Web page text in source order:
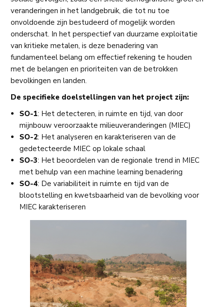
veranderingen in het landgebruik, die tot nu toe
onvoldoende zijn bestudeerd of mogelijk worden
onderschat. In het perspectief van duurzame exploitatie
van kritieke metalen, is deze benadering van
fundamenteel belang om effectief rekening te houden
met de belangen en prioriteiten van de betrokken
bevolkingen en landen.
De specifieke doelstellingen van het project zijn:
SO-1: Het detecteren, in ruimte en tijd, van door
mijnbouw veroorzaakte milieuveranderingen (MIEC)
SO-2: Het analyseren en karakteriseren van de
gedetecteerde MIEC op lokale schaal
SO-3: Het beoordelen van de regionale trend in MIEC
met behulp van een machine learning benadering
SO-4: De variabiliteit in ruimte en tijd van de
blootstelling en kwetsbaarheid van de bevolking voor
MIEC karakteriseren